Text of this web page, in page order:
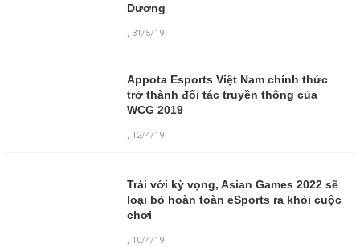
Dương
, 31/5/19
Appota Esports Việt Nam chính thức
trở thành đối tác truyền thông của
WCG 2019
, 12/4/19
Trái với kỳ vọng, Asian Games 2022 sẽ
loại bỏ hoàn toàn eSports ra khỏi cuộc
chơi
, 10/4/19